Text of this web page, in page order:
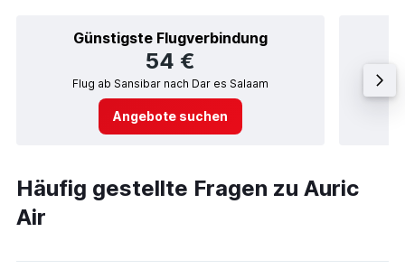
Günstigste Flugverbindung
54 €
Flug ab Sansibar nach Dar es Salaam
Angebote suchen
Häufig gestellte Fragen zu Auric
Air